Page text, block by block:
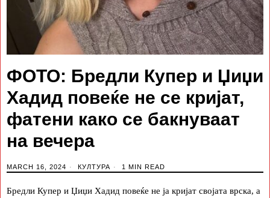
ФОТО: Бредли Купер и Џиџи
Хадид повеќе не се кријат,
фатени како се бакнуваат
на вечера
MARCH 16, 2024 КУЛТУРА 1 MIN READ
Бредли Купер и Џиџи Хадид повеќе не ја кријат својата врска, а